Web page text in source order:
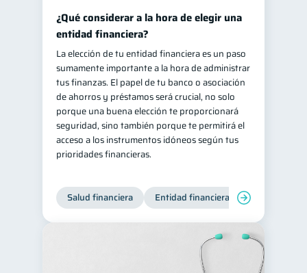
¿Qué considerar a la hora de elegir una
entidad financiera?
La elección de tu entidad financiera es un paso
sumamente importante a la hora de administrar
tus finanzas. El papel de tu banco o asociación
de ahorros y préstamos será crucial, no solo
porque una buena elección te proporcionará
seguridad, sino también porque te permitirá el
acceso a los instrumentos idóneos según tus
prioridades financieras.
Salud financiera Entidad financiera